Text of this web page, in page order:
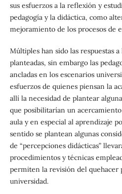
sus esfuerzos a la reflexión y
pedagogía y la didáctica, como
mejoramiento de los procesos de
Múltiples han sido las respuestas
planteadas, sin embargo las
ancladas en los escenarios
esfuerzos de quienes piensan la
allí la necesidad de plantear
que posibilitarían un
aula y en especial al aprendizaje
sentido se plantean algunas
de “percepciones didácticas”
procedimientos y técnicas
permiten la revisión del quehacer
universidad.